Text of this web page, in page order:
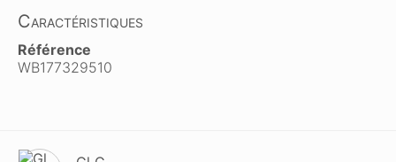
Caractéristiques
Référence
WB177329510